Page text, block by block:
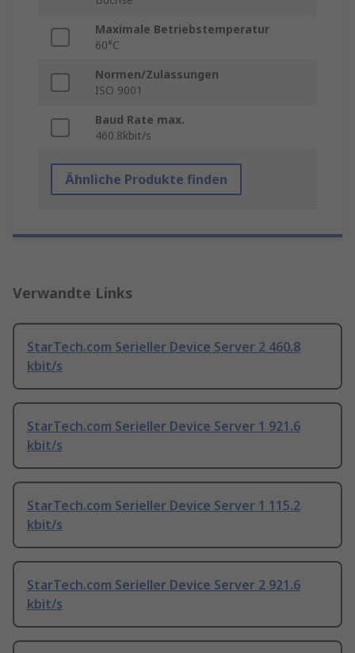
Maximale Betriebstemperatur
60°C
Normen/Zulassungen
ISO 9001
Baud Rate max.
460.8kbit/s
Ähnliche Produkte finden
Verwandte Links
StarTech.com Serieller Device Server 2 460.8
kbit/s
StarTech.com Serieller Device Server 1 921.6
kbit/s
StarTech.com Serieller Device Server 1 115.2
kbit/s
StarTech.com Serieller Device Server 2 921.6
kbit/s